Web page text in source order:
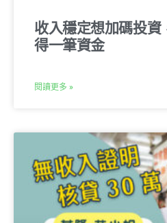
收入穩定想加碼投資
得一筆資金
閱讀更多 »